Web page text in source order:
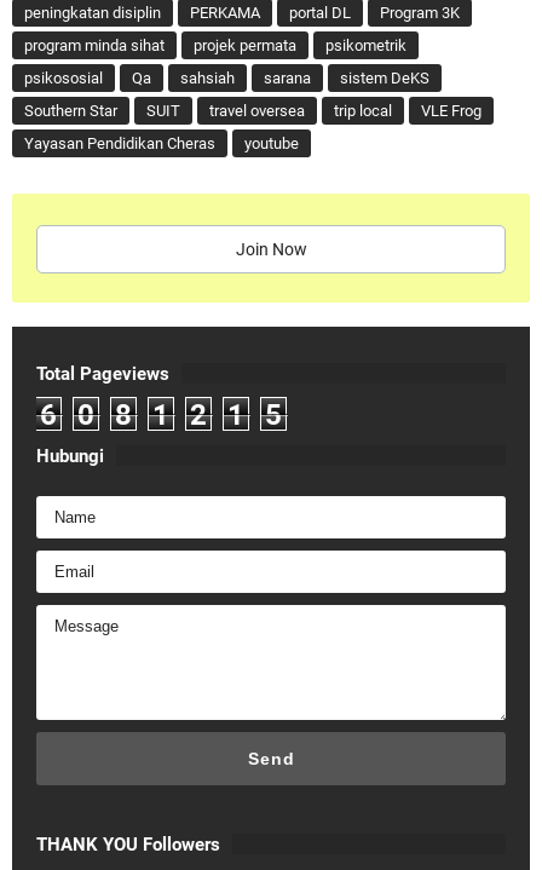
peningkatan disiplin
PERKAMA portal DL
Program 3K
program minda sihat
projek permata
psikometrik
psikososial
Qa sahsiah sarana
sistem DeKS
Southern Star
SUIT travel oversea trip local
VLE Frog
Yayasan Pendidikan Cheras
youtube
Join Now
Total Pageviews
6 0 8 1 2 1 5
Hubungi
THANK YOU Followers